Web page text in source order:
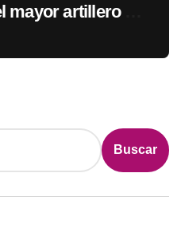
artillero de
Buscar